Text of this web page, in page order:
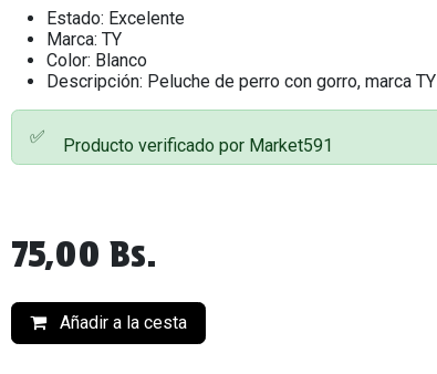
Estado: Excelente
Marca: TY
Color: Blanco
Descripción: Peluche de perro con gorro, marca TY
✅ Producto verificado por Market591
75,00 Bs.
Añadir a la cesta